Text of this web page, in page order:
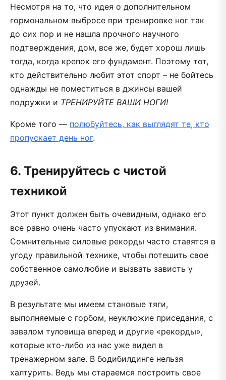
Несмотря на то, что идея о дополнительном
гормональном выбросе при тренировке ног так
до сих пор и не нашла прочного научного
подтверждения, дом, все же, будет хорош лишь
тогда, когда крепок его фундамент. Поэтому тот,
кто действительно любит этот спорт – не бойтесь
однажды не поместиться в джинсы вашей
подружки и ТРЕНИРУЙТЕ ВАШИ НОГИ!
Кроме того — полюбуйтесь, как выглядят те, кто
пропускает день ног.
6. Тренируйтесь с чистой
техникой
Этот пункт должен быть очевидным, однако его
все равно очень часто упускают из внимания.
Сомнительные силовые рекорды часто ставятся в
угоду правильной технике, чтобы потешить свое
собственное самолюбие и вызвать зависть у
друзей.
В результате мы имеем становые тяги,
выполняемые с горбом, неуклюжие приседания, с
завалом туловища вперед и другие «рекорды»,
которые кто-либо из нас уже видел в
тренажерном зале. В бодибилдинге нельзя
халтурить. Ведь мы стараемся построить свое